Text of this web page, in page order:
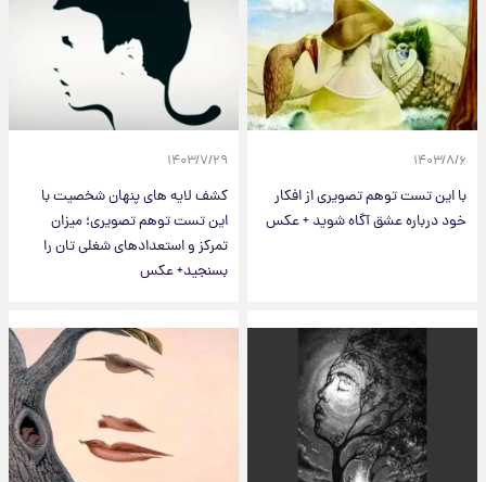
۱۴۰۳/۸/۶
با این تست توهم تصویری از افکار
خود درباره عشق آگاه شوید + عکس
۱۴۰۳/۷/۲۹
کشف لایه های پنهان شخصیت با
این تست توهم تصویری؛ میزان
تمرکز و استعدادهای شغلی تان را
بسنجید+ عکس